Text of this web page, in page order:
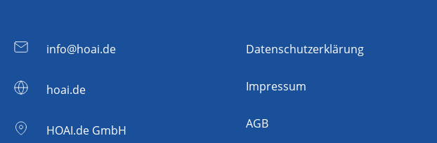
info@hoai.de
hoai.de
HOAI.de GmbH
Datenschutzerklärung
Impressum
AGB